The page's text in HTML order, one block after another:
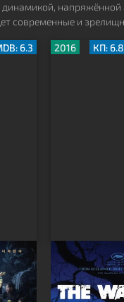
современные и
6.3
Вопль
2016 КП: 6.8